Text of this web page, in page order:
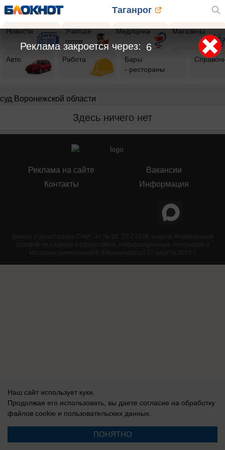
Таганрог
Новости
Учиться
готов
Медицина Магазины
Авто Работа
Бары
- рестораны
суд Воронежской области
Здесь ничего нет
Реклама на сайте
Контакты
Вакансии
Информация
Запись о регистрации СМИ: Эл № ФС 77-73438, выдано Федеральной
службой по надзору в сфере связи, информационных технологий и
массовых коммуникаций (Роскомнадзор) 17 августа 2018 г.
Наш сайт использует куки.
Продолжая его использовать, вы даете согласие на обработку
файлов cookie и пользовательских данных.
ПОНЯТНО
6
Реклама закроется через: